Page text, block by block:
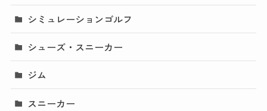
シミュレーションゴルフ
シューズ・スニーカー
ジム
スニーカー